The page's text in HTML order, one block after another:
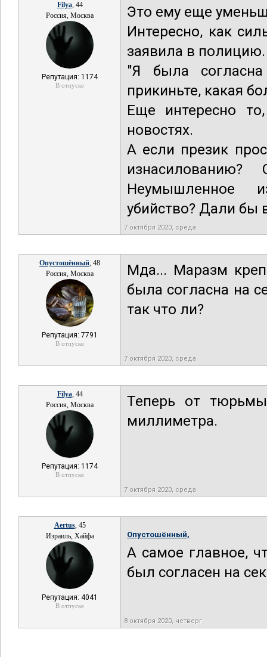
Filya, 44
Россия, Москва
Репутация: 1174
В отпуске
Это ему еще
Интересно, как
заявила в полицию.
"Я была
прикиньте, какая
Еще интересно
новостях.
А если презик
Неумышленное
убийство? Дали бы
7 октября 2020, среда
Опустошённый, 48
Россия, Москва
Репутация: 7791
В отпуске
Мда... Маразм
была согласна на
так что ли?
7 октября 2020, среда
Filya, 44
Россия, Москва
Репутация: 1174
В отпуске
Теперь от
миллиметра.
7 октября 2020, среда
Aertus, 45
Израиль, Хайфа
Репутация: 4041
В отпуске
Опустошённый,
А самое главное,
был согласен на
8 октября 2020, четверг